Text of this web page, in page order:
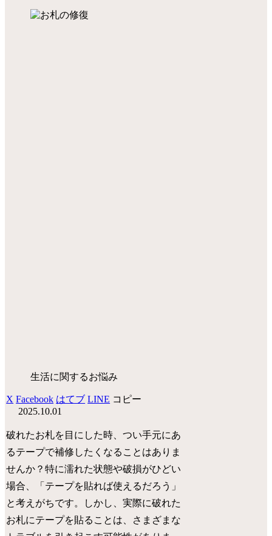
生活に関するお悩み
X Facebook はてブ LINE コピー
2025.10.01
破れたお札を目にした時、つい手元にあ
るテープで補修したくなることはありま
せんか？特に濡れた状態や破損がひどい
場合、「テープを貼れば使えるだろう」
と考えがちです。しかし、実際に破れた
お札にテープを貼ることは、さまざまな